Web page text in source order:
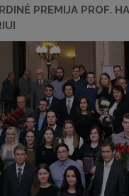
PREMIJA PROF.